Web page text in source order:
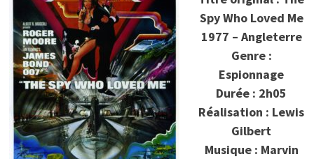
Spy Who Loved Me
1977 – Angleterre
Genre :
Espionnage
Durée : 2h05
Réalisation : Lewis
Gilbert
Musique : Marvin